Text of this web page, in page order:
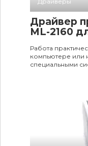
Драйвер
ML-2160
Работа
компьютере или
специальными